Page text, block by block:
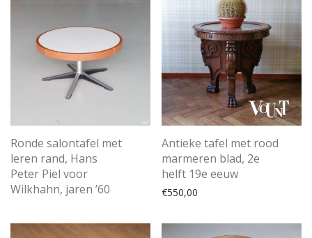
Ronde salontafel met
leren rand, Hans
Peter Piel voor
Wilkhahn, jaren ’60
Antieke tafel met rood
marmeren blad, 2e
helft 19e eeuw
€550,00